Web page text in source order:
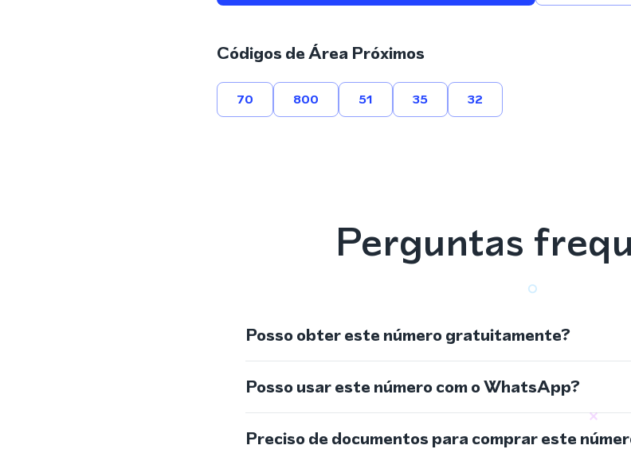
Códigos de Área Próximos
70 800 51 35 32
Perguntas
Posso obter este número gratuitamente?
Posso usar este número com o WhatsApp?
Preciso de documentos para comprar este